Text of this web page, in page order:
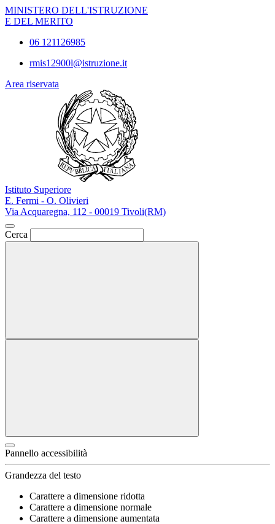
MINISTERO DELL'ISTRUZIONE
E DEL MERITO
06 121126985
rmis12900l@istruzione.it
Area riservata
Istituto Superiore
E. Fermi - O. Olivieri
Via Acquaregna, 112 - 00019 Tivoli(RM)
Cerca
Pannello accessibilità
Grandezza del testo
Carattere a dimensione ridotta
Carattere a dimensione normale
Carattere a dimensione aumentata